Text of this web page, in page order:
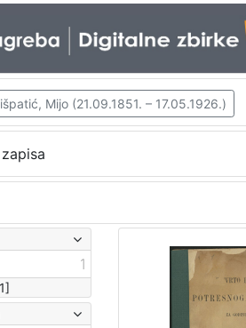
Mijo (21.09.1851. – 17.05.1926.)
1